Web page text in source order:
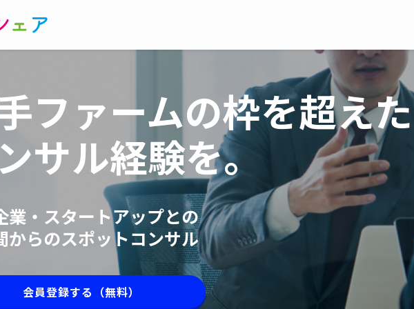
ファームの枠を超えた
サル経験を。
業・スタートアップとの
からのスポットコンサル
会員登録する（無料）